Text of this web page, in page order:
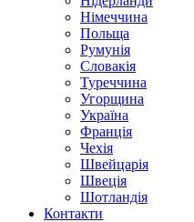
Німеччина
Польща
Румунія
Словакія
Туреччина
Угорщина
Україна
Франція
Чехія
Швейцарія
Швеція
Шотландія
Контакти